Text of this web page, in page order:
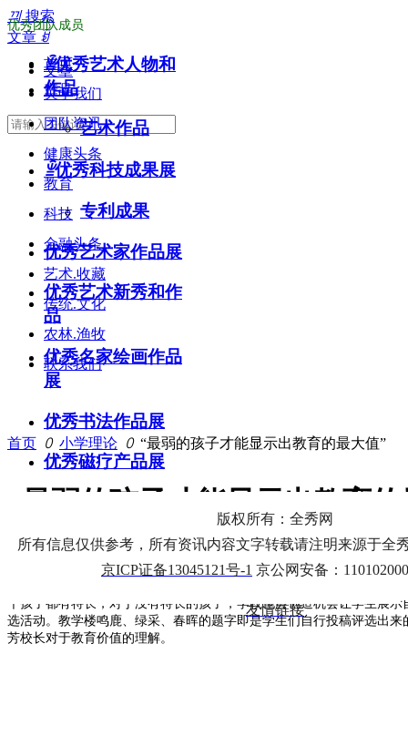
끠 搜索
文章 ꀁ
文章
产品
首页
关于我们
团队资讯
健康头条
教育
科技
金融头条
艺术.收藏
传统.文化
农林.渔牧
联系我们
优秀团队成员
ꁇ优秀艺术人物和
作品
艺术作品
ꁇ优秀科技成果展
专利成果
优秀艺术家作品展
优秀艺术新秀和作
品
优秀名家绘画作品
展
优秀书法作品展
优秀磁疗产品展
优秀雕塑艺术展
首页 ꄲ 小学理论 ꄲ “最弱的孩子才能显示出教育的最大值”
“最弱的孩子才能显示出教育
农科院附小尤其注重搭建班级文化平台，学校54个班级每个班级都
感恩中队等。学校还为此改革每周一的升旗仪式，提供舞台让每个班
个孩子都有特长，对于没有特长的孩子，学校也会创造机会让学生展
选活动。教学楼鸣鹿、绿采、春晖的题字即是学生们自行投稿评选出
芳校长对于教育价值的理解。
版权所有：全秀网
所有信息仅供参考，所有资讯内容文字转载请注明来源于全
京ICP证备13045121号-1 京公网安备：
友情链接